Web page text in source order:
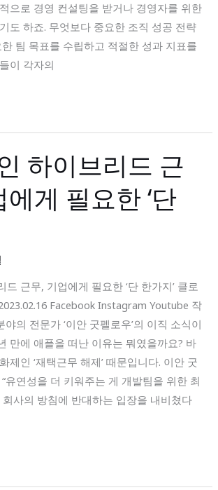
으로 경영 컨설팅을 받거나 경영자를 위한
도 하죠. 무엇보다 중요한 조직 성공 전략
팀 목표를 수립하고 적절한 성과 지표를
이 각자의
하이브리드 근
게 필요한 ‘단
드 근무, 기업에게 필요한 ‘단 한가지’ 클로
Facebook Instagram Youtube 작
의 전문가 ‘이안 굿펠로우’의 이직 소식이
만에 애플을 떠난 이유는 뭐였을까요? 바
제인 ‘재택근무 해제’ 때문입니다. 이안 굿
유연성을 더 키워주는 게 개발팀을 위한 최
회사의 방침에 반대하는 입장을 내비쳤다